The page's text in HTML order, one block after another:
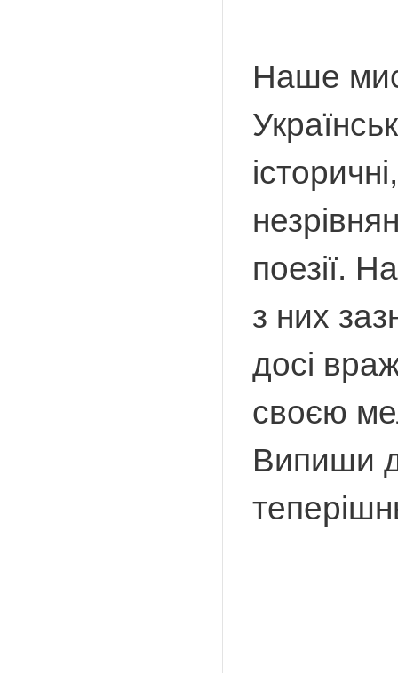
Наше
поезії.
з них
досі
своєю
Випиши